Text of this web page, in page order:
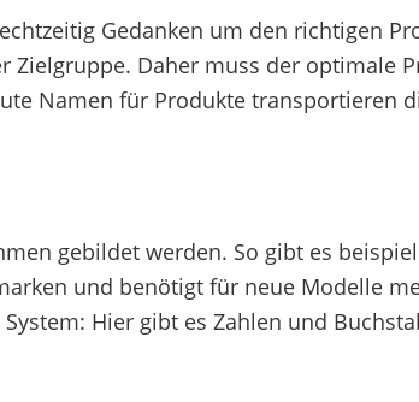
Gedanken um den richtigen
Zielgruppe. Daher muss der optimale
Namen für Produkte transportieren
gebildet werden. So gibt es
und benötigt für neue Modelle
Hier gibt es Zahlen und